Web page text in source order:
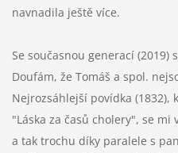
navnadila ještě více.
Se současnou generací
Doufám, že Tomáš a spol.
Nejrozsáhlejší povídka
"Láska za časů cholery", se
a tak trochu díky paralele s